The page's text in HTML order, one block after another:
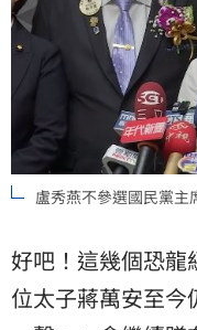
盧秀燕不參選國民黨主
好吧！這幾個恐龍
位太子蔣萬安至